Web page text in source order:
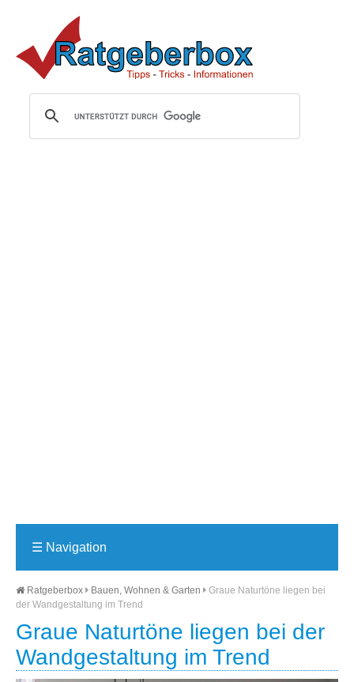
☰ Navigation
Ratgeberbox Bauen, Wohnen & Garten
Graue Naturtöne liegen bei
der Wandgestaltung im Trend
Graue Naturtöne liegen bei der
Wandgestaltung im Trend